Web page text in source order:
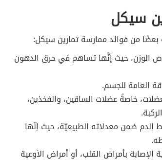
سيكل
بعضًا من فوائد ممارسة تمارين سيكل:
الوزن، حيث إنَّها تساهم في حرق الدهون
العامة للجسم.
خاصةً عضلات الساقين، والفخذين،
ضمن معدلاته الطبيعيّة، حيث إنّها
الإصابة بأمراض القلب، أو أمراض الأوعية